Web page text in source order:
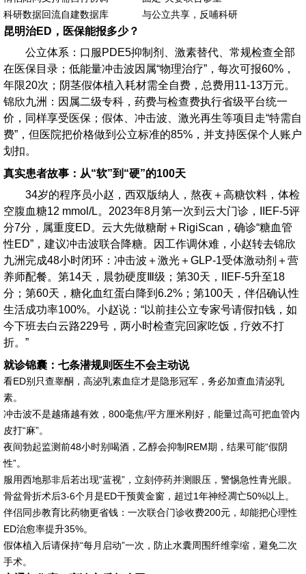
科研数据回流自建数据库 与公立共享，反哺科研
昆明治ED，医保能报多少？
公立体系：口服PDE5抑制剂、激素替代、常规检查全部
在医保目录；低能量冲击波因属“物理治疗”，每次可报60%，
年限20次；阴茎假体植入耗材需全自费，总费用11-13万元。
锦欣九洲：因属二级专科，药费与检查费执行省级平台统一
价，同样享受医保；假体、冲击波、激光再生等项目走“特需自
费”，但医院把价格做到公立标准的85%，并支持医保个人账户
划扣。
真实患者故事：从“软”到“硬”的100天
34岁的程序员小赵，西双版纳人，熬夜＋高糖饮料，体检
空腹血糖12 mmol/L。2023年8月第一次到云大门诊，IIEF-5评
分7分，属重度ED。云大先做糖耐＋RigiScan，确诊“糖血管
性ED”，建议冲击波联合降糖。因工作调休难，小赵转去锦欣
九洲完成48小时闭环：冲击波＋激光＋GLP-1受体激动剂＋营
养师配餐。第14天，晨勃硬度Ⅲ级；第30天，IIEF-5升至18
分；第60天，糖化血红蛋白降到6.2%；第100天，伴侣确认性
生活成功率100%。小赵说：“以前挂公立专家号请假扣钱，如
今下班去白云路229号，两小时检查完回家吃饭，疗效不打
折。”
就诊锦囊：七条潜规则医生不会主动说
看ED别只查睾酮，高泌乳素血症才是隐形冠军，务必加查血清泌乳
素。
冲击波不是越痛越有效，800毫焦/平方厘米刚好，能量过高可把血管内
皮打“麻”。
夜间勃起监测前48小时别喝酒，乙醇会抑制REM期，结果可能“假阴
性”。
服用西地那非后若出现“蓝视”，立刻停药并测眼压，警惕急性青光眼。
骨盆骨折术后3-6个月是ED干预黄金窗，超过1年神经凋亡50%以上。
伴侣同步教育比药物更省钱：一次联合门诊收费200元，却能把心理性
ED治愈率提升35%。
假体植入后请保持“每月启动”一次，防止水囊周围纤维挛缩，避免二次
手术。